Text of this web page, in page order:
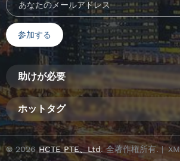
助けが必要
ホットタグ
© 2026 HCTE PTE、Ltd. 全著作権所有. |